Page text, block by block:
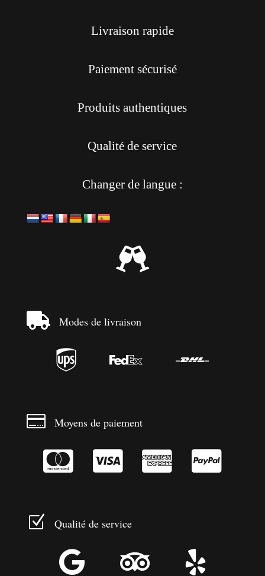
Livraison rapide
Paiement sécurisé
Produits authentiques
Qualité de service
Changer de langue :

 Modes de livraison
  
 Moyens de paiement
   
Z Qualité de service
  